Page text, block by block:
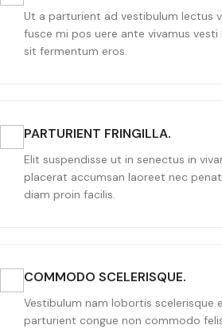
Ut a parturient ad vestibulum lectus
fusce mi pos uere ante vivamus
sit fermentum eros.
PARTURIENT FRINGILLA.
Elit suspendisse ut in senectus in
placerat accumsan laoreet nec
diam proin facilis.
COMMODO SCELERISQUE.
Vestibulum nam lobortis scelerisque
parturient congue non commodo